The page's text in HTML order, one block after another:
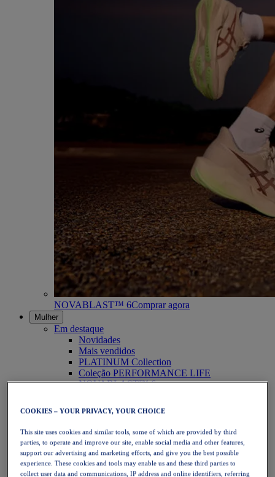
NOVABLAST™ 6Comprar agora
Mulher
Em destaque
Novidades
Mais vendidos
PLATINUM Collection
Coleção PERFORMANCE LIFE
NOVABLAST™ 6
Corrida
Corrida em trilho
Ténis
Voleibol
Andebol
Padel
Netball
COOKIES – YOUR PRIVACY, YOUR CHOICE
This site uses cookies and similar tools, some of which are provided by third
parties, to operate and improve our site, enable social media and other features,
support our advertising and marketing efforts, and give you the best possible
experience. These cookies and tools may enable us and these third parties to
collect user data and communications, IP address and online identifiers, referring